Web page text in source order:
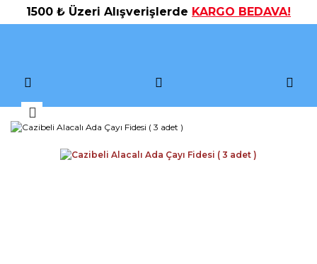
1500 ₺ Üzeri Alışverişlerde KARGO BEDAVA!